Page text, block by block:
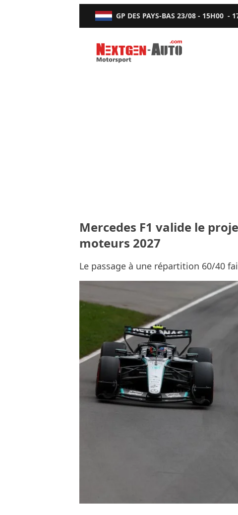
GP DES PAYS-BAS 23/08 - 15H00 -
Nextgen-Auto.com
Mercedes F1 valide le
moteurs 2027
Le passage à une répartition 60/40